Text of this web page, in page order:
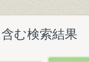
む検索結果